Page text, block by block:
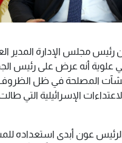
رئيس مجلس الإدارة المدير
علوية أنه عرض على رئيس
المصلحة في ظل الظروف
الإسرائيلية التي
عون أبدى استعداده